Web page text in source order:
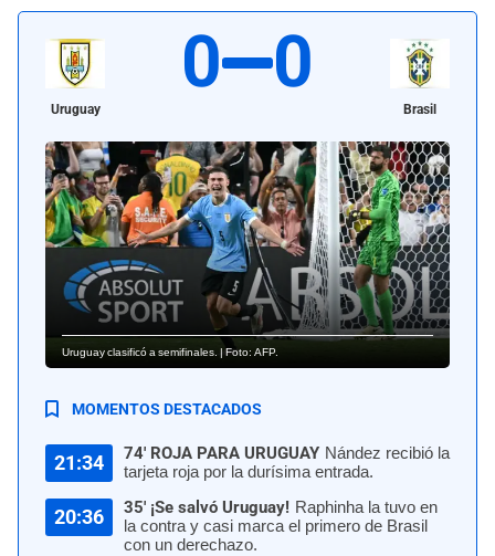
Uruguay
0 0
Brasil
Uruguay clasificó a semifinales. | Foto: AFP.
MOMENTOS DESTACADOS
21:34 74' ROJA PARA URUGUAY Nández recibió la
tarjeta roja por la durísima entrada.
20:36 35' ¡Se salvó Uruguay! Raphinha la tuvo en
la contra y casi marca el primero de Brasil
con un derechazo.